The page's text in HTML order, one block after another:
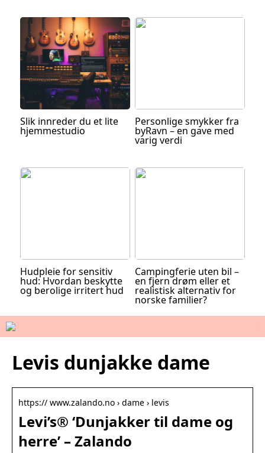
Slik innreder du et lite
hjemmestudio
Personlige smykker fra
byRavn – en gave med
varig verdi
Hudpleie for sensitiv
hud: Hvordan beskytte
og berolige irritert hud
Campingferie uten bil –
en fjern drøm eller et
realistisk alternativ for
norske familier?
Levis dunjakke dame
https:// www.zalando.no › dame › levis
Levi’s® ‘Dunjakker til dame og
herre’ – Zalando